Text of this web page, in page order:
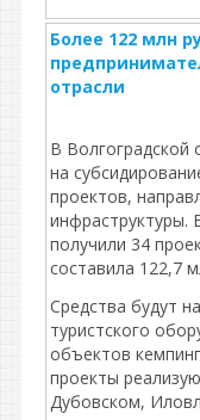
Более 122 млн
отрасли
В Волгоградской
на
проектов,
инфраструктуры.
получили 34
составила 122,7
Средства будут
туристского
объектов
проекты
Дубовском,